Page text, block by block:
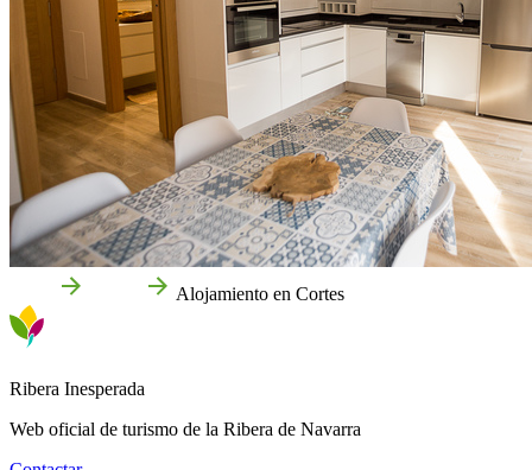
Alojamiento en Cortes
Ribera Inesperada
Web oficial de turismo de la Ribera de Navarra